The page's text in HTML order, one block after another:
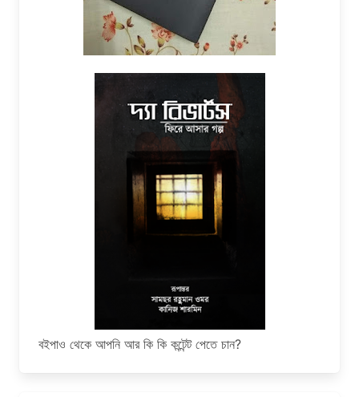
বইপাও থেকে আপনি আর কি কি কন্টেন্ট পেতে চান?